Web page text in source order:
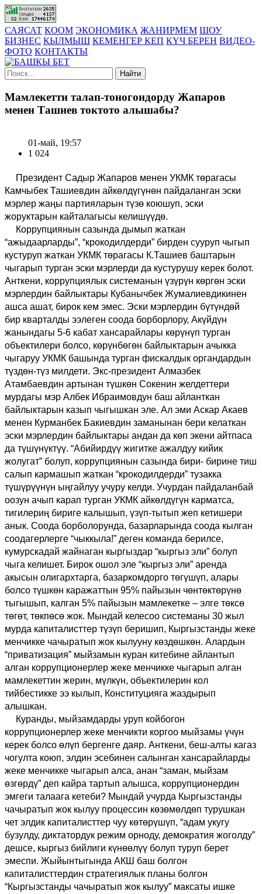
САЯСАТ КООМ ЭКОНОМИКА ЖАНИРМЕМ ШОУ
БИЗНЕС КЫЛМЫШ КЕМЕНГЕР КЕП КҮЧ БЕРЕН ВИДЕО-
ФОТО КОНТАКТЫ
Найти
Мамлекетти талап-тоногондорду Жапаров
менен Ташиев токтото алышабы?
01-май, 19:57
1 024
Президент Садыр Жапаров менен УКМК төрагасы
Камчыбек Ташиевдин айкөлдүгүнөн пайдаланган эски
мэрлер жаңы партияларын түзө коюшуп, эски
жоруктарын кайталагысы келишүүдө.
Коррупциянын сазында дымып жаткан
“ажыдаарларды”, “крокодилдерди” бирден сууруп чыгып
кустуруп жаткан УКМК төрагасы К.Ташиев баштарын
чыгарып турган эски мэрлерди да кустурушу керек болот.
Анткени, коррупциялык системанын үзүрүн көргөн эски
мэрлердин байлыктары Кубанычбек Жумалиевдикинен
ашса ашат, бирок кем эмес. Эски мэрлердин бүтүндөй
бир кварталды ээлеген соода борборлору, Акүйдүн
жанындагы 5-6 кабат хансарайлары көрүнүп турган
объектилери болсо, көрүнбөгөн байлыктарын ачыкка
чыгаруу УКМК башында турган фискалдык органдардын
түздөн-түз милдети. Экс-президент Алмазбек
Атамбаевдин артынан түшкөн Сокенин желдеттери
мурдагы мэр Албек Ибраимовдун баш айланткан
байлыктарын казып чыгышкан эле. Ал эми Аскар Акаев
менен Курманбек Бакиевдин заманынан бери келаткан
эски мэрлердин байлыктары андан да көп экени айтпаса
да түшүнүктүү. “Абийирдүү жигитке ажалдуу кийик
жолугат” болуп, коррупциянын сазында бири- бирине тиш
салып кармашып жаткан “крокодилдерди” тузакка
түшүрүүнүн ыңгайлуу учуру келди. Учурдан пайдаланбай
оозун ачып карап турган УКМК айкөлдүгүн карматса,
тигилериң бириге калышып, үзүп-тытып жеп кетишери
анык. Соода борболорунда, базарларында соода кылган
соодагерлерге “чыккыла!” деген команда берилсе,
кумурскадай жайнаган кыргыздар “кыргыз эли” болуп
чыга келишет. Бирок ошол эле “кыргыз эли” аренда
акысын олигархтарга, базаркомдорго төгүшүп, алары
болсо түшкөн каражаттын 95% пайызын чөнтөктөрүнө
тыгышып, калган 5% пайызын мамлекетке – элге төксө
төгөт, төкпөсө жок. Мындай келесоо системаны 30 жыл
мурда капиталисттер түзүп беришип, Кыргызстанды жеке
менчикке чачыратып жок кылууну көздөшкөн. Алардын
“приватизация” мыйзамын куран китебине айлантып
алган коррупционерлер жеке менчикке чыгарып алган
мамлекеттин жерин, мүлкүн, объектилерин кол
тийбестикке ээ кылып, Конституцияга жаздырып
алышкан.
Куранды, мыйзамдарды уруп койбогон
коррупционерлер жеке менчикти коргоо мыйзамы үчүн
керек болсо өлүп бергенге даяр. Анткени, беш-алты кагаз
чогулта коюп, элдин эсебинен салынган хансарайларды
жеке менчикке чыгарып алса, анан “заман, мыйзам
өзгөрдү” деп кайра тартып алышса, коррупционердин
эмгеги талаага кетеби? Мындай учурда Кыргызстанды
чачыратып жок кылуу процессин көзөмөлдөп турушкан
чет элдик капиталисттер чуу көтөрүшүп, “адам укугу
бузулду, диктатордук режим орноду, демократия жоголду”
дешсе, кыргыз бийлиги күнөөлүү болуп туруп берет
эмеспи. Жыйынтыгында АКШ баш болгон
капиталисттердин стратегиялык планы болгон
“Кыргызстанды чачыратып жок кылуу” максаты ишке